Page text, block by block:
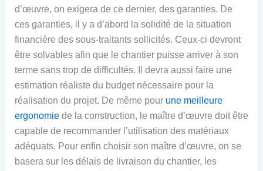
d’œuvre, on exigera de ce dernier, des garanties. De
ces garanties, il y a d’abord la solidité de la situation
financière des sous-traitants sollicités. Ceux-ci devront
être solvables afin que le chantier puisse arriver à son
terme sans trop de difficultés. Il devra aussi faire une
estimation réaliste du budget nécessaire pour la
réalisation du projet. De même pour une meilleure
ergonomiede la construction, le maître d’œuvre doit être
capable de recommander l’utilisation des matériaux
adéquats. Pour enfin choisir son maître d’œuvre, on se
basera sur les délais de livraison du chantier, les